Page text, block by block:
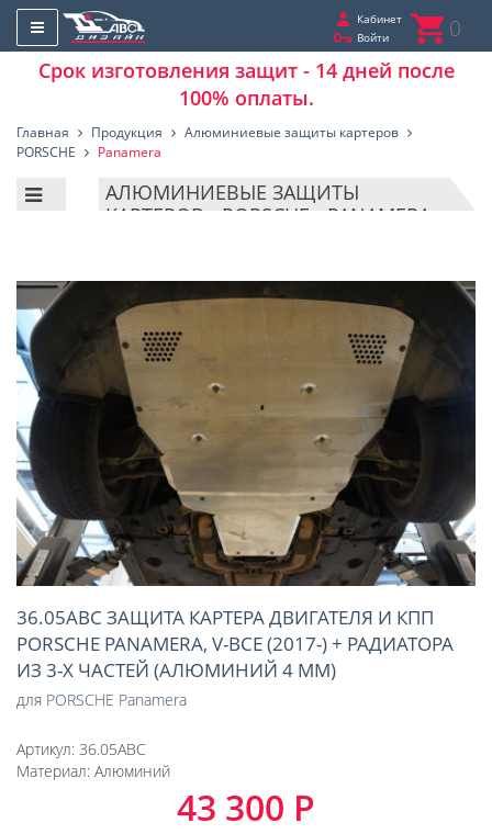
Кабинет
Войти
0
Срок изготовления защит - 14 дней после
100% оплаты.
Главная Продукция
Алюминиевые защиты картеров
PORSCHE
Panamera
АЛЮМИНИЕВЫЕ ЗАЩИТЫ
КАРТЕРОВ - PORSCHE - PANAMERA
36.05ABC ЗАЩИТА КАРТЕРА ДВИГАТЕЛЯ И КПП
PORSCHE PANAMERA, V-ВСЕ (2017-) + РАДИАТОРА
ИЗ 3-Х ЧАСТЕЙ (АЛЮМИНИЙ 4 ММ)
для PORSCHE Panamera
Артикул: 36.05ABC
Материал: Алюминий
43 300 Р